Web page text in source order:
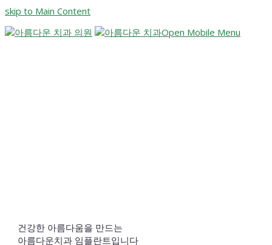
skip to Main Content
Open Mobile Menu
건강한 아름다움을 만드는
아름다운치과 임플란트입니다